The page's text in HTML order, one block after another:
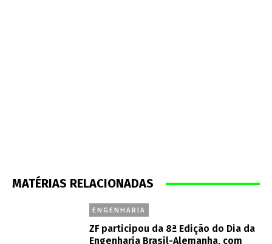
MATÉRIAS RELACIONADAS
ENGENHARIA
ZF participou da 8ª Edição do Dia da
Engenharia Brasil-Alemanha, com